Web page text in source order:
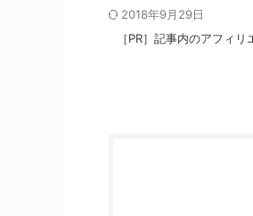
2018年9月29日
［PR］記事内のアフィ